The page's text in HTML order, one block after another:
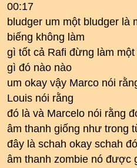
00:17
bludger um một bludger là
biếng không làm
gì tốt cả Rafi đừng làm
gì đó nào nào
um okay vậy Marco nói
Louis nói rằng
đó là và Marcelo nói rằng
âm thanh giống như trong
đây là schah okay schah
âm thanh zombie nó được